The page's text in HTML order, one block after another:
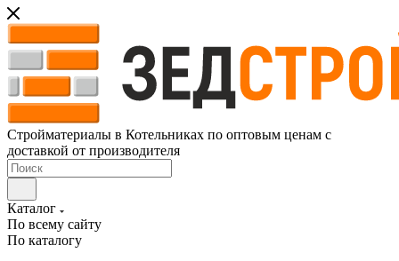
Стройматериалы в Котельниках по оптовым ценам с
доставкой от производителя
Каталог
По всему сайту
По каталогу